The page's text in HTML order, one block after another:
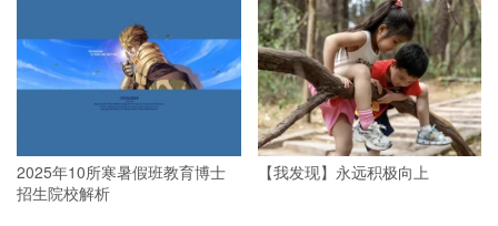
2025年10所寒暑假班教育博士
招生院校解析
【我发现】永远积极向上